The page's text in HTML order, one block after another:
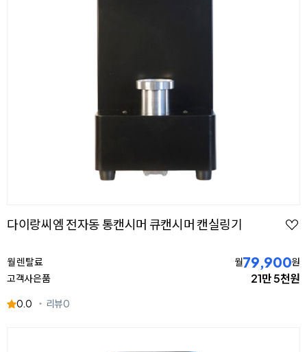
다이랑씨엠 전자동 통캔시머 큐캔시머 캔실링기
월 렌탈료 월79,900원
고객사은품
21만 5천원
0.0 리뷰0